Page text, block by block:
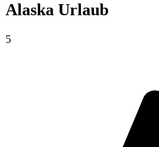
Alaska Urlaub
5